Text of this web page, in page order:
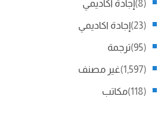
إجادة أكاديمي (8)
إجادة اكاديمي (23)
ترجمة (95)
غير مصنف (1,597)
مكاتب (118)